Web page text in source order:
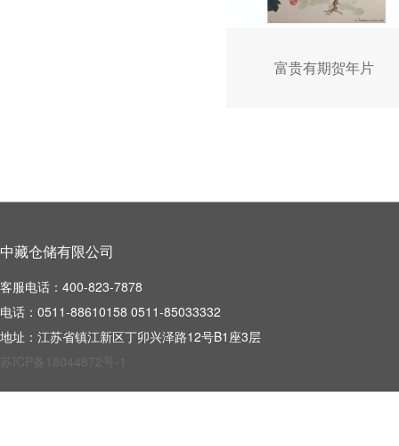
富贵有期贺年片
中藏仓储有限公司
客服电话：400-823-7878
电话：0511-88610158 0511-85033332
地址：江苏省镇江新区丁卯兴泽路12号B1座3层
苏ICP备18044872号-1